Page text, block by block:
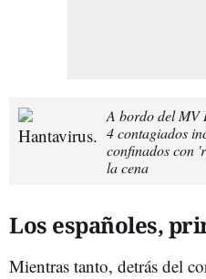
A bordo del MV
4 contagiados
confinados con
la cena
Los españoles,
Mientras tanto, detrás del